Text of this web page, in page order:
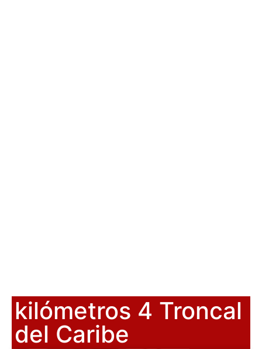
kilómetros 4 Troncal
del Caribe